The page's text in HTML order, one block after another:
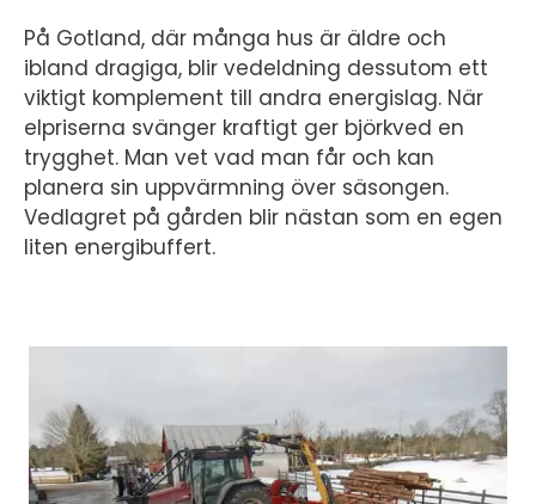
På Gotland, där många hus är äldre och
ibland dragiga, blir vedeldning dessutom ett
viktigt komplement till andra energislag. När
elpriserna svänger kraftigt ger björkved en
trygghet. Man vet vad man får och kan
planera sin uppvärmning över säsongen.
Vedlagret på gården blir nästan som en egen
liten energibuffert.